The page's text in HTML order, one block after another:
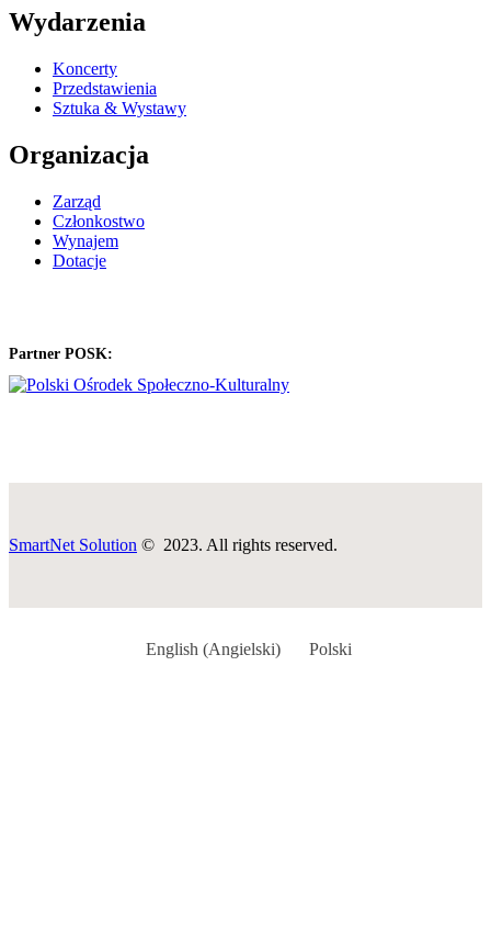
Wydarzenia
Koncerty
Przedstawienia
Sztuka & Wystawy
Organizacja
Zarząd
Członkostwo
Wynajem
Dotacje
Partner POSK:
SmartNet Solution © 2023. All rights reserved.
English (Angielski) Polski